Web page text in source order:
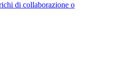
di collaborazione o